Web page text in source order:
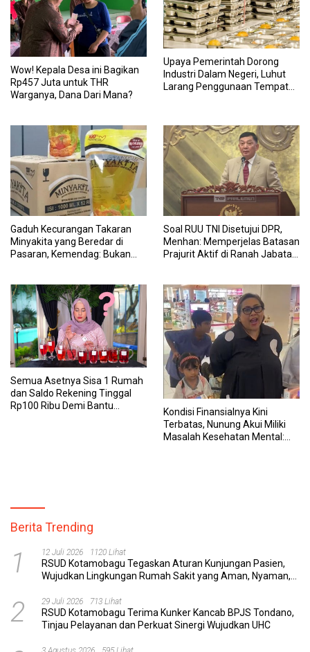
Wow! Kepala Desa ini Bagikan
Rp457 Juta untuk THR
Warganya, Dana Dari Mana?
Upaya Pemerintah Dorong
Industri Dalam Negeri, Luhut
Larang Penggunaan Tempat
Gaduh Kecurangan Takaran
Minyakita yang Beredar di
Pasaran, Kemendag: Bukan
Soal RUU TNI Disetujui DPR,
Menhan: Memperjelas Batasan
Prajurit Aktif di Ranah Jabatan
Semua Asetnya Sisa 1 Rumah
dan Saldo Rekening Tinggal
Rp100 Ribu Demi Bantu
Kondisi Finansialnya Kini
Terbatas, Nunung Akui Miliki
Masalah Kesehatan Mental:
Berita Trending
1 12 Juli 2026 1120 Lihat
RSUD Kotamobagu Tegaskan Aturan Kunjungan Pasien,
Wujudkan Lingkungan Rumah Sakit yang Aman, Nyaman,
2 29 Juli 2026 713 Lihat
RSUD Kotamobagu Terima Kunker Kancab BPJS Tondano,
Tinjau Pelayanan dan Perkuat Sinergi Wujudkan UHC